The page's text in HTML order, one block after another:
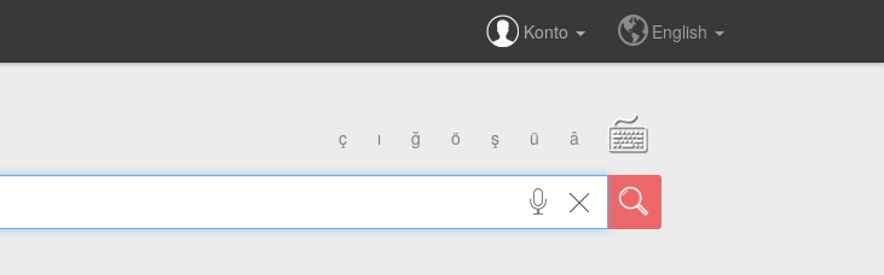
Konto English
ç ı ğ ö ş ü â